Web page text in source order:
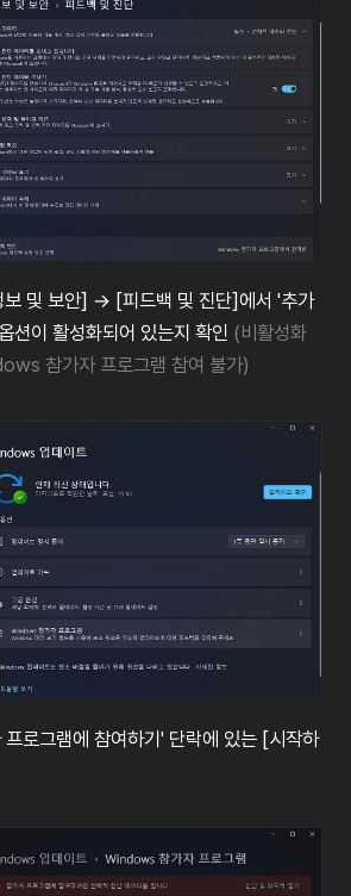
보 및 보안] → [피드백 및 진단]에서 '추가
옵션이 활성화되어 있는지 확인 (비활성화
참가자 프로그램 참여 불가)
프로그램에 참여하기 ' 단락에 있는 [시작하